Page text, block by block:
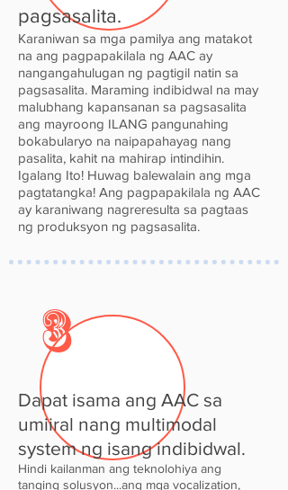
pagsasalita.
Karaniwan sa mga pamilya ang matakot
na ang pagpapakilala ng AAC ay
nangangahulugan ng pagtigil natin sa
pagsasalita. Maraming indibidwal na may
malubhang kapansanan sa pagsasalita
ang mayroong ILANG pangunahing
bokabularyo na naipapahayag nang
pasalita, kahit na mahirap intindihin.
Igalang Ito! Huwag balewalain ang mga
pagtatangka! Ang pagpapakilala ng AAC
ay karaniwang nagreresulta sa pagtaas
ng produksyon ng pagsasalita.
3
Dapat isama ang AAC sa
umiiral nang multimodal
system ng isang indibidwal.
Hindi kailanman ang teknolohiya ang
tanging solusyon...ang mga vocalization,